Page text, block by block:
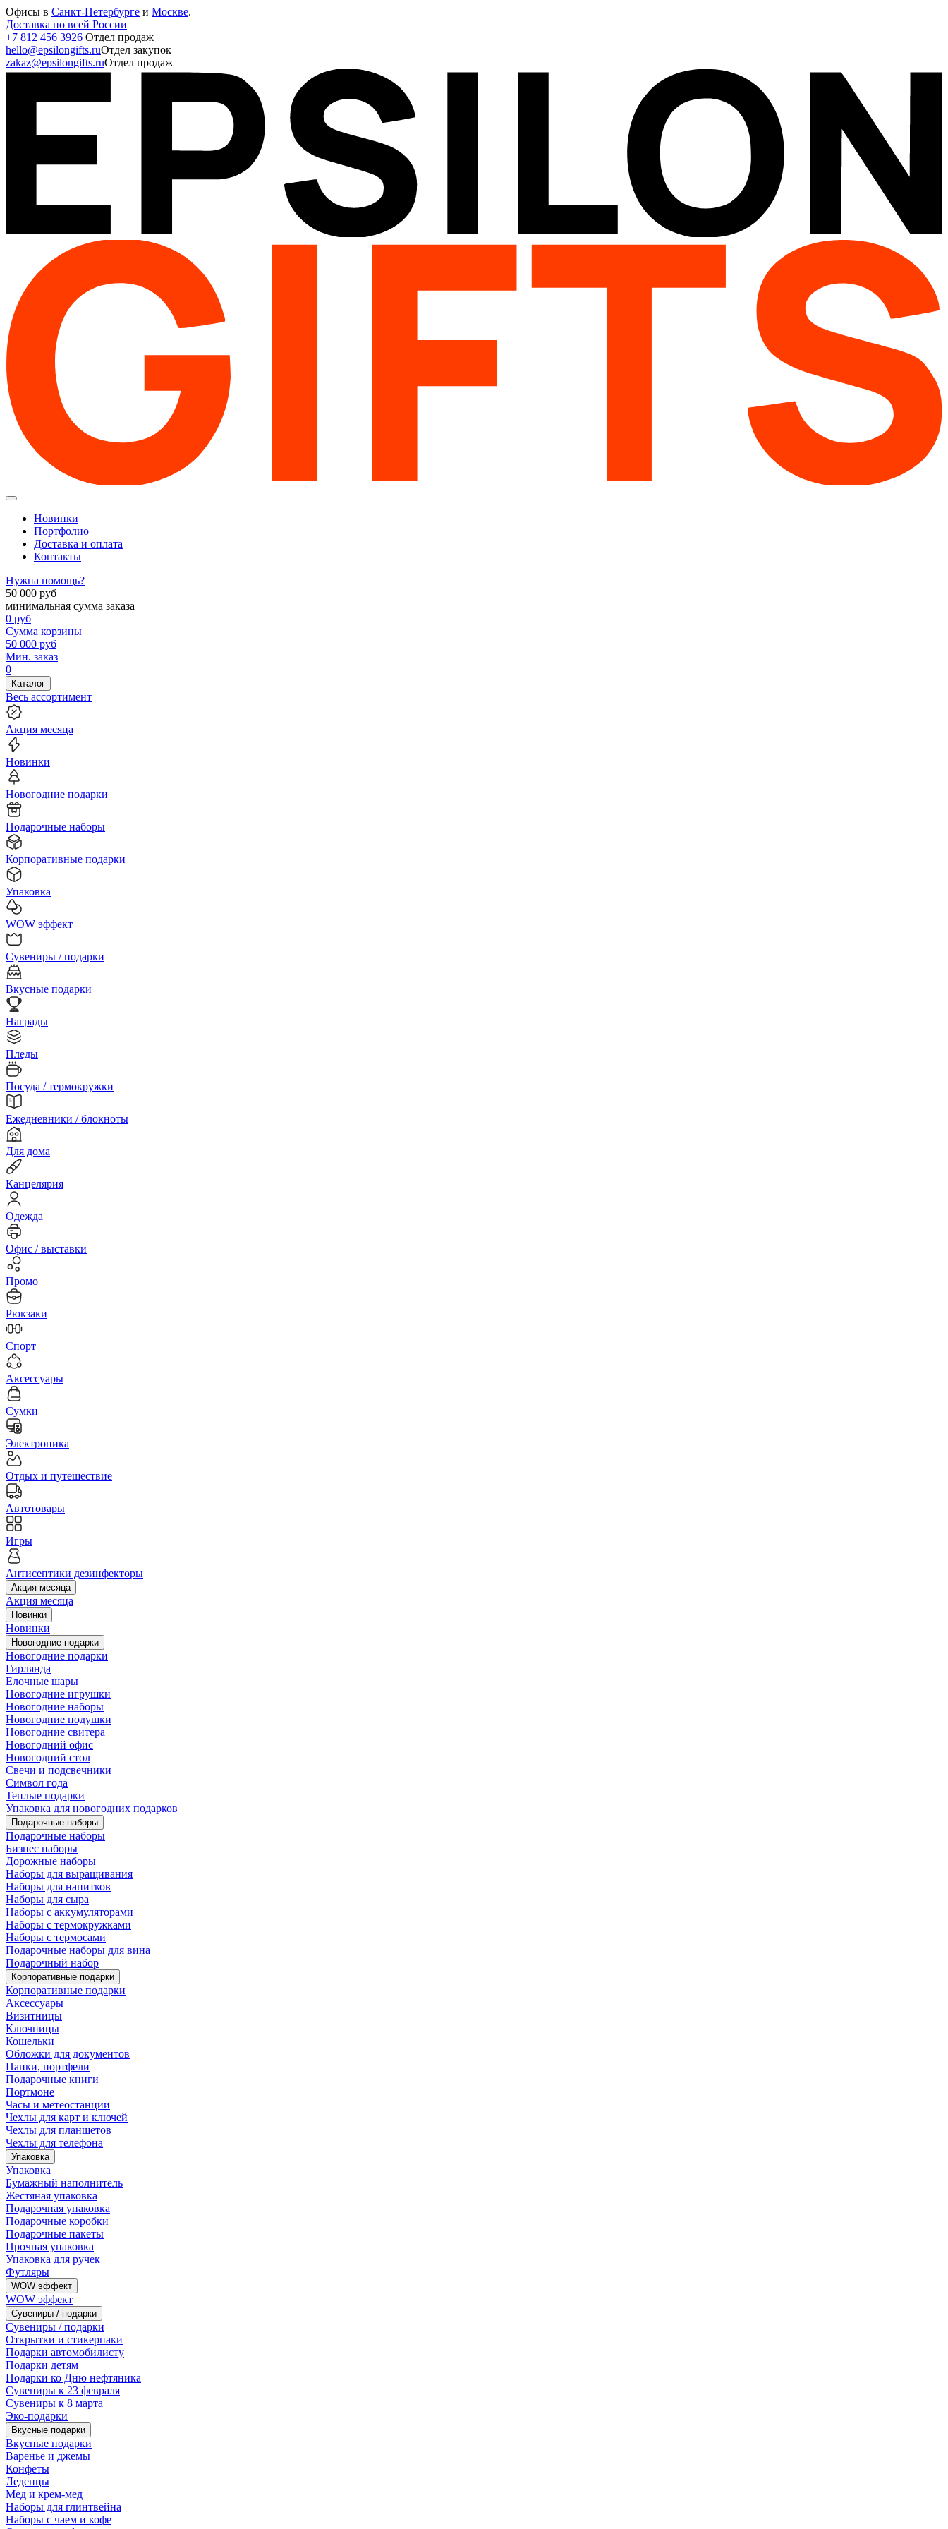
Офисы в Санкт-Петербурге и Москве.
Доставка по всей России
+7 812 456 3926 Отдел продаж
hello@epsilongifts.ruОтдел закупок
zakaz@epsilongifts.ruОтдел продаж
Новинки
Портфолио
Доставка и оплата
Контакты
Нужна помощь?
50 000 руб
минимальная сумма заказа
0 руб
Сумма корзины
50 000 руб
Мин. заказ
0
Каталог
Весь ассортимент
Акция месяца
Новинки
Новогодние подарки
Подарочные наборы
Корпоративные подарки
Упаковка
WOW эффект
Сувениры / подарки
Вкусные подарки
Награды
Пледы
Посуда / термокружки
Ежедневники / блокноты
Для дома
Канцелярия
Одежда
Офис / выставки
Промо
Рюкзаки
Спорт
Аксессуары
Сумки
Электроника
Отдых и путешествие
Автотовары
Игры
Антисептики дезинфекторы
Акция месяца
Акция месяца
Новинки
Новинки
Новогодние подарки
Новогодние подарки
Гирлянда
Елочные шары
Новогодние игрушки
Новогодние наборы
Новогодние подушки
Новогодние свитера
Новогодний офис
Новогодний стол
Свечи и подсвечники
Символ года
Теплые подарки
Упаковка для новогодних подарков
Подарочные наборы
Подарочные наборы
Бизнес наборы
Дорожные наборы
Наборы для выращивания
Наборы для напитков
Наборы для сыра
Наборы с аккумуляторами
Наборы с термокружками
Наборы с термосами
Подарочные наборы для вина
Подарочный набор
Корпоративные подарки
Корпоративные подарки
Аксессуары
Визитницы
Ключницы
Кошельки
Обложки для документов
Папки, портфели
Подарочные книги
Портмоне
Часы и метеостанции
Чехлы для карт и ключей
Чехлы для планшетов
Чехлы для телефона
Упаковка
Упаковка
Бумажный наполнитель
Жестяная упаковка
Подарочная упаковка
Подарочные коробки
Подарочные пакеты
Прочная упаковка
Упаковка для ручек
Футляры
WOW эффект
WOW эффект
Сувениры / подарки
Сувениры / подарки
Открытки и стикерпаки
Подарки автомобилисту
Подарки детям
Подарки ко Дню нефтяника
Сувениры к 23 февраля
Сувениры к 8 марта
Эко-подарки
Вкусные подарки
Вкусные подарки
Варенье и джемы
Конфеты
Леденцы
Мед и крем-мед
Наборы для глинтвейна
Наборы с чаем и кофе